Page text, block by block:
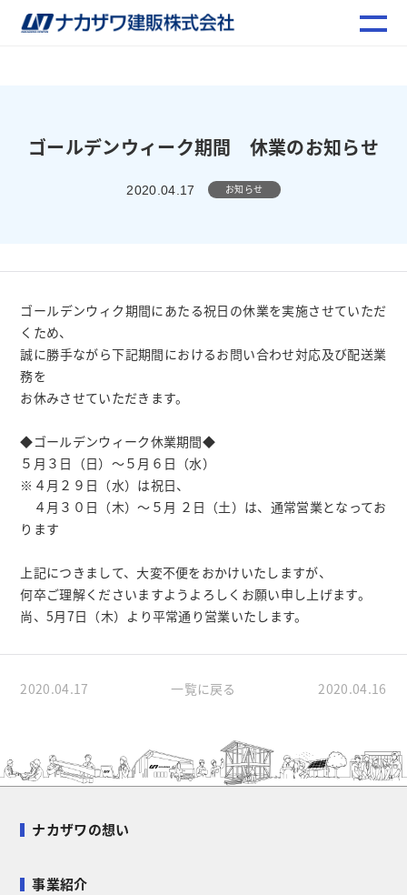
ゴールデンウィーク期間 休業のお知らせ
2020.04.17 お知らせ
ゴールデンウィク期間にあたる祝日の休業を実施させていただ
くため、
誠に勝手ながら下記期間におけるお問い合わせ対応及び配送業
務を
お休みさせていただきます。
◆ゴールデンウィーク休業期間◆
５月３日（日）～５月６日（水）
※４月２９日（水）は祝日、
４月３０日（木）～５月 ２日（土）は、通常営業となってお
ります
上記につきまして、大変不便をおかけいたしますが、
何卒ご理解くださいますようよろしくお願い申し上げます。
尚、5月7日（木）より平常通り営業いたします。
2020.04.17 一覧に戻る 2020.04.16
ナカザワの想い
事業紹介